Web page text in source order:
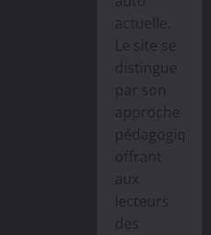
actuelle.
Le site se
distingue
par son
approche
pédagogique,
offrant
aux
lecteurs
des